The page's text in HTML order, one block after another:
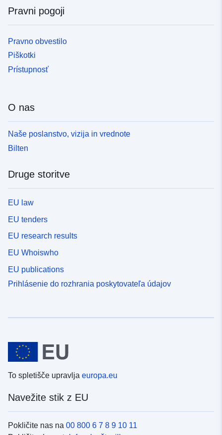
Pravni pogoji
Pravno obvestilo
Piškotki
Prístupnosť
O nas
Naše poslanstvo, vizija in vrednote
Bilten
Druge storitve
EU law
EU tenders
EU research results
EU Whoiswho
EU publications
Prihlásenie do rozhrania poskytovateľa údajov
To spletišče upravlja europa.eu
Navežite stik z EU
Pokličite nas na 00 800 6 7 8 9 10 11